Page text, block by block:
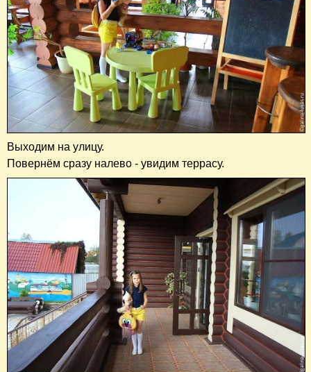
Выходим на улицу.
Повернём сразу налево - увидим террасу.